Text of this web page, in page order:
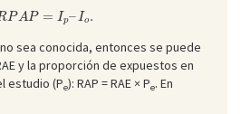
PAP = Ip–Io .
RPAP –
no sea conocida, entonces se puede
y la proporción de expuestos en
estudio (Pe): RAP = RAE × Pe. En